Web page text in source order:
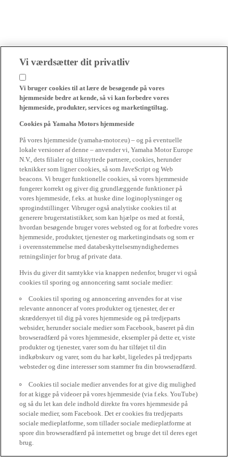
Vi værdsætter dit privatliv
Vi bruger cookies til at lære de besøgende på vores
hjemmeside bedre at kende, så vi kan forbedre vores
hjemmeside, produkter, services og marketingtiltag.
Cookies på Yamaha Motors hjemmeside
På vores hjemmeside (yamaha-motor.eu) – og på eventuelle
lokale versioner af denne – anvender vi, Yamaha Motor Europe
N.V., dets filialer og tilknyttede partnere, cookies, herunder
teknikker som ligner cookies, så som JaveScript og Web
beacons. Vi bruger funktionelle cookies, så vores hjemmeside
fungerer korrekt og giver dig grundlæggende funktioner på
vores hjemmeside, f.eks. at huske dine loginoplysninger og
sprogindstillinger. Vibruger også analytiske cookies til at
generere brugerstatistikker, som kan hjælpe os med at forstå,
hvordan besøgende bruger vores websted og for at forbedre vores
hjemmeside, produkter, tjenester og marketingindsats og som er
i overensstemmelse med databeskyttelsesmyndighedernes
retningslinjer for brug af private data.
Hvis du giver dit samtykke via knappen nedenfor, bruger vi også
cookies til sporing og annoncering samt sociale medier:
Cookies til sporing og annoncering anvendes for at vise
relevante annoncer af vores produkter og tjenester, der er
skræddersyet til dig på vores hjemmeside og på tredjeparts
websider, herunder sociale medier som Facebook, baseret på din
browseradfærd på vores hjemmeside, eksempler på dette er, viste
produkter og tjenester, varer som du har tilføjet til din
indkøbskurv og varer, som du har købt, ligeledes på tredjeparts
websteder og dine interesser som stammer fra din browseradfærd.
Cookies til sociale medier anvendes for at give dig mulighed
for at kigge på videoer på vores hjemmeside (via f.eks. YouTube)
og så du let kan dele indhold direkte fra vores hjemmeside på
sociale medier, som Facebook. Det er cookies fra tredjeparts
sociale medieplatforme, som tillader sociale medieplatforme at
spore din browseradfærd på internettet og bruge det til deres eget
brug.